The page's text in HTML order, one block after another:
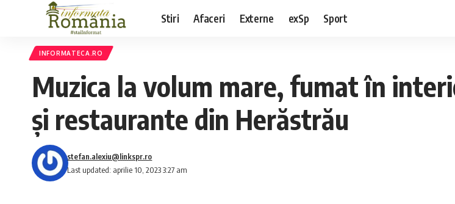
Stiri Afaceri Externe exSp Sport
INFORMATECA.RO
Muzica la volum mare, fumat în
și restaurante din Herăstrău
Last updated: aprilie 10, 2023 3:27 am
stefan.alexiu@linkspr.ro